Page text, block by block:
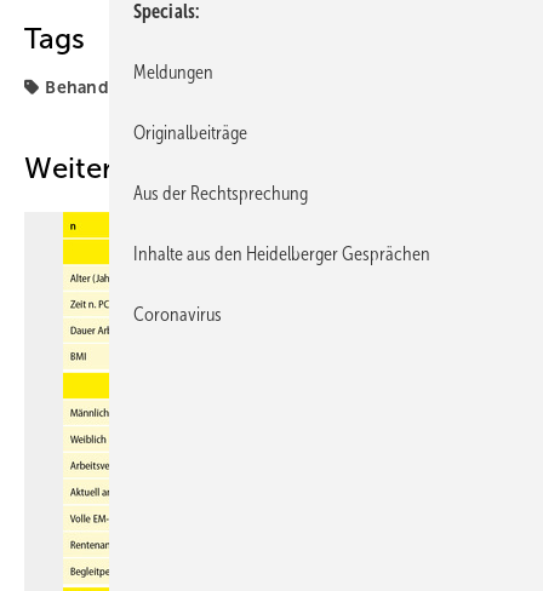
Tags
Behandlungsfehler
Weitere Inhalte
Specials
Meldungen
Originalbeiträge
Aus der Rechtsprechung
Inhalte aus den Heidelberger Gesprächen
Coronavirus